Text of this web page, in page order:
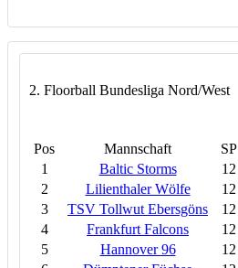
2. Floorball Bundesliga Nord/West
Pos Mannschaft SP
1
Baltic Storms 12
2
Lilienthaler Wölfe 12
3
TSV Tollwut Ebersgöns 12
4
Frankfurt Falcons 12
5
Hannover 96 12